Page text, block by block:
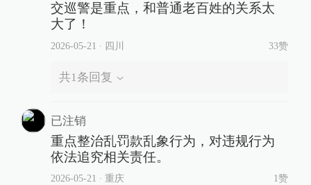
交巡警是重点，和普通老百姓的关系太
大了！
2026-05-21 ∙ 四川 33赞
共1 条回复
已注销
重点整治乱罚款乱象行为，对违规行为
依法追究相关责任。
2026-05-21 ∙ 重庆 1赞